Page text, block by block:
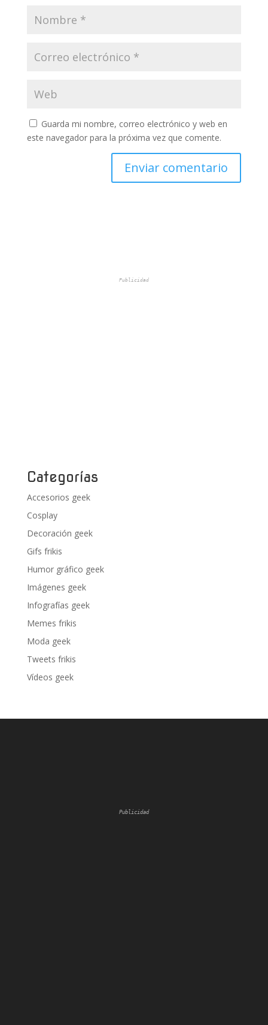
Guarda mi nombre, correo electrónico y web en
este navegador para la próxima vez que comente.
Publicidad
Categorías
Accesorios geek
Cosplay
Decoración geek
Gifs frikis
Humor gráfico geek
Imágenes geek
Infografías geek
Memes frikis
Moda geek
Tweets frikis
Vídeos geek
Publicidad